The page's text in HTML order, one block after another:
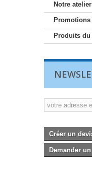
Notre atelier
Promotions
Produits
Créer un
Demander